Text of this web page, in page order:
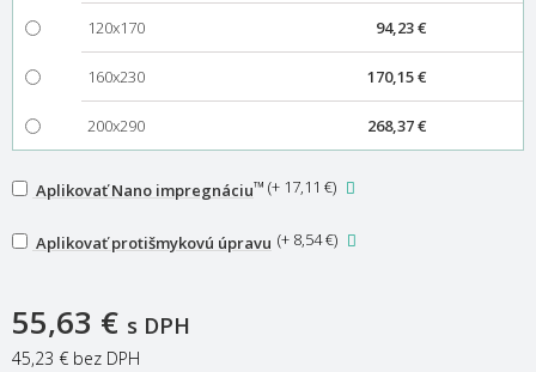
120x170 94,23 €
160x230 170,15 €
200x290 268,37 €
Aplikovať Nano impregnáciu™ (+ 17,11 €)
Aplikovať protišmykovú úpravu (+ 8,54 €)
55,63 € s DPH
45,23 € bez DPH